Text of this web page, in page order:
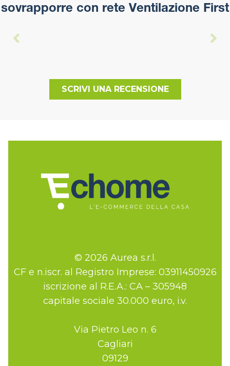
sovrapporre con rete Ventilazione First
SCRIVI UNA RECENSIONE
© 2026 Aurea s.r.l.
CF e n.iscr. al Registro Imprese: 03911450926
iscrizione al R.E.A.: CA – 305948
capitale sociale 30.000 euro, i.v.
Via Pietro Leo n. 6
Cagliari
09129